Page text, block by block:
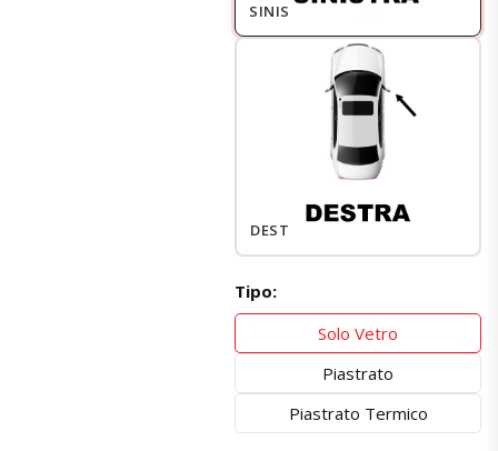
SINISTRO
DESTRO
Tipo:
Solo Vetro
Piastrato
Piastrato Termico